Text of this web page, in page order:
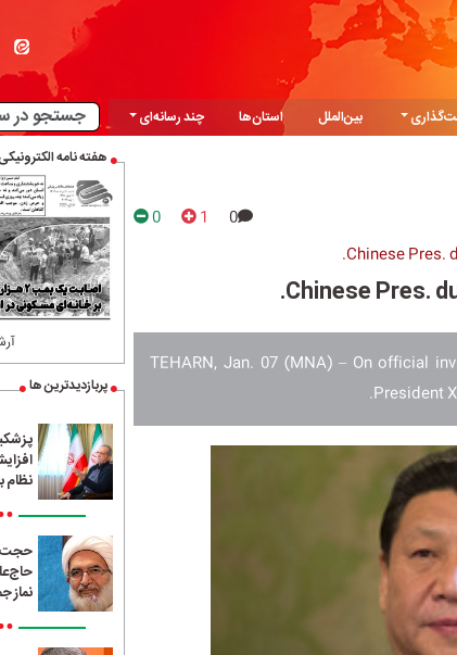
بین‌الملل استان‌ها
چند رسانه‌ای
0
1
0
Chinese Pres.
Chinese Pres.
TEHARN, Jan. 07 (MNA) – On official
President
هفته نامه
پربازدیدترین ها
نظام
نماز